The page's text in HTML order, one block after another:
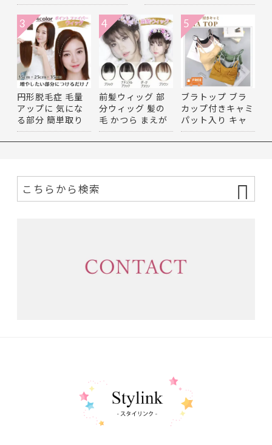
円形脱毛症 毛量
アップに 気にな
る部分 簡単取り
付け 部…
3
前髪ウィッグ 部
分ウィッグ 髪の
毛 かつら まえが
み 前髪…
4
ブラトップ ブラ
カップ付きキャミ
パット入り キャ
ミソー…
5